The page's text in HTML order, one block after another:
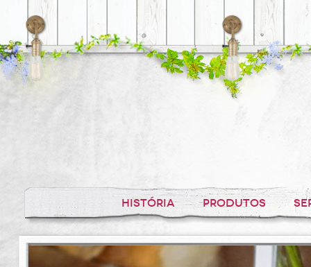
HISTÓRIA PRODUTOS